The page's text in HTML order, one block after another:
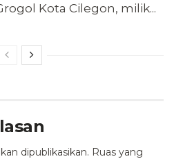
Kota Cilegon, milik...
dipublikasikan. Ruas yang